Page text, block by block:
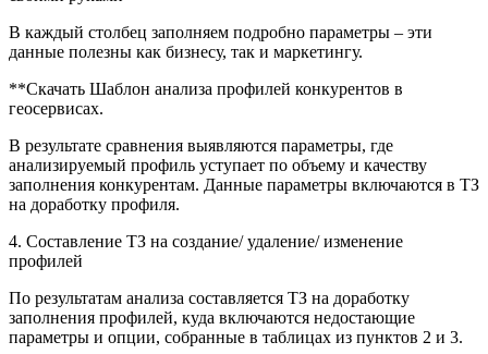
В каждый столбец заполняем подробно параметры – эти
данные полезны как бизнесу, так и маркетингу.
**Скачать Шаблон анализа профилей конкурентов в
геосервисах.
В результате сравнения выявляются параметры, где
анализируемый профиль уступает по объему и качеству
заполнения конкурентам. Данные параметры включаются в ТЗ
на доработку профиля.
4. Составление ТЗ на создание/ удаление/ изменение
профилей
По результатам анализа составляется ТЗ на доработку
заполнения профилей, куда включаются недостающие
параметры и опции, собранные в таблицах из пунктов 2 и 3.